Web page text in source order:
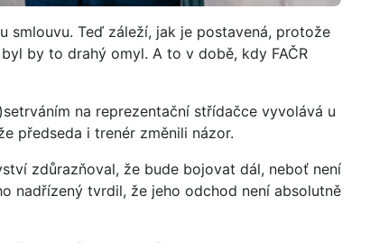
smlouvu. Teď záleží, jak je postavená, protože
by to drahý omyl. A to v době, kdy FAČR
na reprezentační střídačce vyvolává u
předseda i trenér změnili názor.
zdůrazňoval, že bude bojovat dál, neboť není
nadřízený tvrdil, že jeho odchod není absolutně